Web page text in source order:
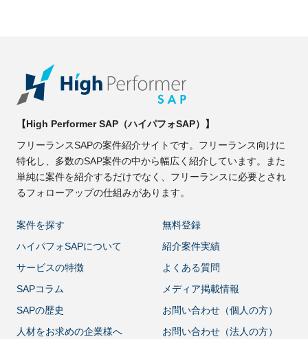
【High Performer SAP（ハイパフォSAP）】
フリーランスSAPの案件紹介サイトです。フリーランス向けに
特化し、多数のSAP案件の中から幅広く紹介しています。また
単純に案件を紹介するだけでなく、フリーランスに必要とされ
るフォローアップの仕組みがあります。
案件を探す
無料登録
ハイパフォSAPについて
紹介案件実績
サービスの特徴
よくある質問
SAPコラム
メディア掲載情報
SAPの歴史
お問い合わせ（個人の方）
人材をお求めの企業様へ
お問い合わせ（法人の方）